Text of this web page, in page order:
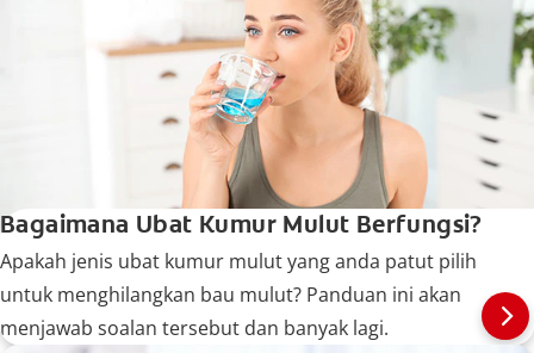
Bagaimana Ubat Kumur Mulut Berfungsi?
Apakah jenis ubat kumur mulut yang anda patut pilih
untuk menghilangkan bau mulut? Panduan ini akan
menjawab soalan tersebut dan banyak lagi.